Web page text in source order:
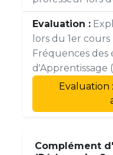
Evaluation :
lors du 1er
Fréquences des
d'Apprentissage
Evaluation
Complément